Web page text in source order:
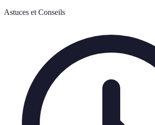
Astuces et Conseils